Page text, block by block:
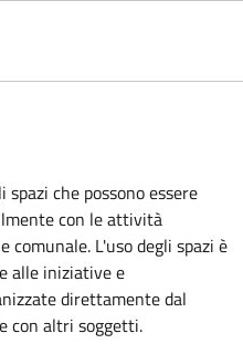
che possono essere
con le attività
L'uso degli spazi è
alle iniziative e
direttamente dal
con altri soggetti.